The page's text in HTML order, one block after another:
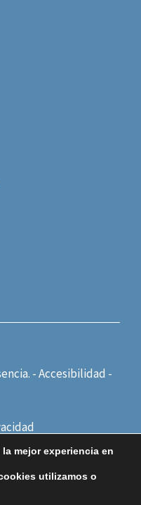
-Accesibilidad -
mejor experiencia en
utilizamos o